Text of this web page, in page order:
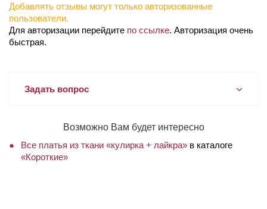
Добавлять отзывы могут только авторизованные
пользователи.
Для авторизации перейдите по ссылке. Авторизация очень
быстрая.
Задать вопрос
Возможно Вам будет интересно
Все платья из ткани «кулирка + лайкра» в каталоге
«Короткие»